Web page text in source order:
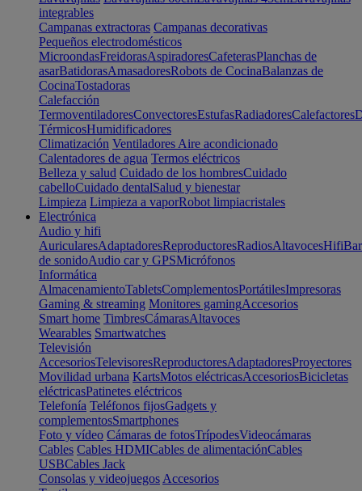
integrables
Campanas extractoras Campanas decorativas
Pequeños electrodomésticos
MicroondasFreidorasAspiradoresCafeterasPlanchas de
asarBatidorasAmasadoresRobots de CocinaBalanzas de
CocinaTostadoras
Calefacción
TermoventiladoresConvectoresEstufasRadiadoresCalefactores
TérmicosHumidificadores
Climatización Ventiladores Aire acondicionado
Calentadores de agua Termos eléctricos
Belleza y salud Cuidado de los hombresCuidado
cabelloCuidado dentalSalud y bienestar
Limpieza Limpieza a vaporRobot limpiacristales
Electrónica
Audio y hifi
AuricularesAdaptadoresReproductoresRadiosAltavocesHifi
de sonidoAudio car y GPSMicrófonos
Informática
AlmacenamientoTabletsComplementosPortátilesImpresoras
Gaming & streaming Monitores gamingAccesorios
Smart home TimbresCámarasAltavoces
Wearables Smartwatches
Televisión
AccesoriosTelevisoresReproductoresAdaptadoresProyectores
Movilidad urbana KartsMotos eléctricasAccesoriosBicicletas
eléctricasPatinetes eléctricos
Telefonía Teléfonos fijosGadgets y
complementosSmartphones
Foto y vídeo Cámaras de fotosTrípodesVideocámaras
Cables Cables HDMICables de alimentaciónCables
USBCables Jack
Consolas y videojuegos Accesorios